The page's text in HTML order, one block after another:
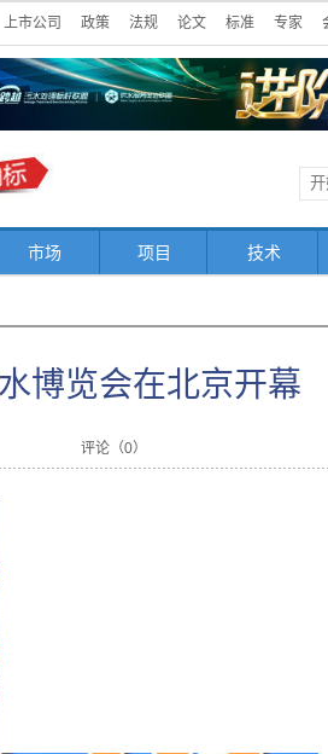
上市公司 政策 法规 论文 标准 专家
市场 项目 技术
博览会在北京开幕
评论（0）